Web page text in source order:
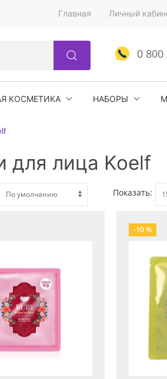
Главная Личный
0 800
КОСМЕТИКА НАБОРЫ
для лица Koelf
Показать:
-10 %